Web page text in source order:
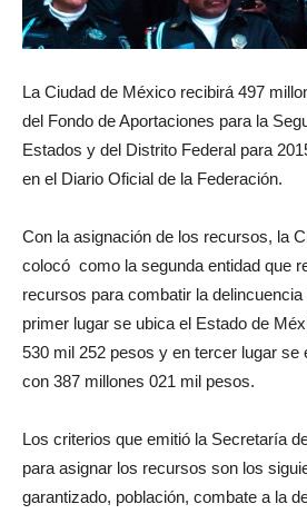
La Ciudad de México recibirá 497
del Fondo de Aportaciones para la
Estados y del Distrito Federal para
en el Diario Oficial de la Federación.
Con la asignación de los recursos, la
colocó como la segunda entidad que
recursos para combatir la
primer lugar se ubica el Estado de
530 mil 252 pesos y en tercer lugar se
con 387 millones 021 mil pesos.
Los criterios que emitió la Secretaría
para asignar los recursos son los
garantizado, población, combate a la